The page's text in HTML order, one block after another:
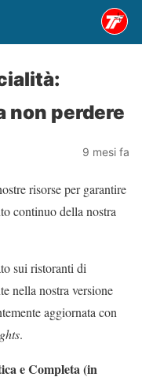
non perdere
9 mesi fa
risorse per garantire
continuo della nostra
sui ristoranti di
nella nostra versione
aggiornata con
.
e Completa (in